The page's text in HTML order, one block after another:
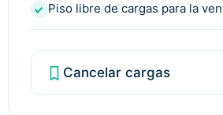
Piso libre de cargas para la
Cancelar cargas